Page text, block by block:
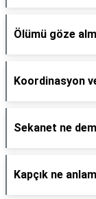
Ölümü göze
Koordinasyon
Sekanet ne
Kapçık ne